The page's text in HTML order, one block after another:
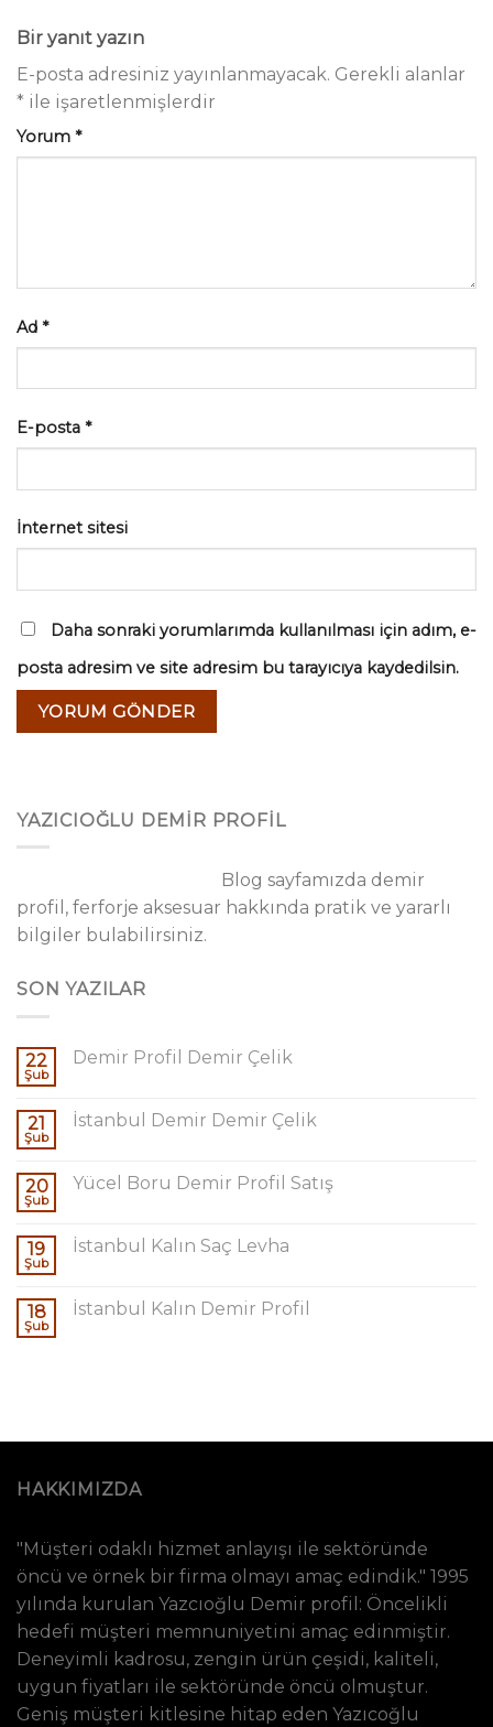
Bir yanıt yazın
E-posta adresiniz yayınlanmayacak. Gerekli alanlar
* ile işaretlenmişlerdir
Yorum *
Ad *
E-posta *
İnternet sitesi
Daha sonraki yorumlarımda kullanılması için adım, e-
posta adresim ve site adresim bu tarayıcıya kaydedilsin.
YAZICIOĞLU DEMİR PROFİL
Blog sayfamızda demir
profil, ferforje aksesuar hakkında pratik ve yararlı
bilgiler bulabilirsiniz.
SON YAZILAR
22
Şub
Demir Profil Demir Çelik
21
Şub
İstanbul Demir Demir Çelik
20
Şub
Yücel Boru Demir Profil Satış
19
Şub
İstanbul Kalın Saç Levha
18
Şub
İstanbul Kalın Demir Profil
HAKKIMIZDA
"Müşteri odaklı hizmet anlayışı ile sektöründe
öncü ve örnek bir firma olmayı amaç edindik." 1995
yılında kurulan Yazcıoğlu Demir profil: Öncelikli
hedefi müşteri memnuniyetini amaç edinmiştir.
Deneyimli kadrosu, zengin ürün çeşidi, kaliteli,
uygun fiyatları ile sektöründe öncü olmuştur.
Geniş müşteri kitlesine hitap eden Yazıcoğlu